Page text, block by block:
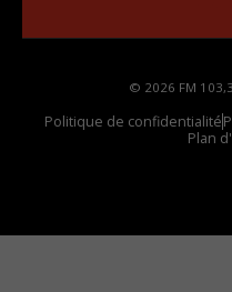
© 2026 FM
Politique de confidentialité
Plan